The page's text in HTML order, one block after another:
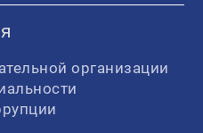
организации